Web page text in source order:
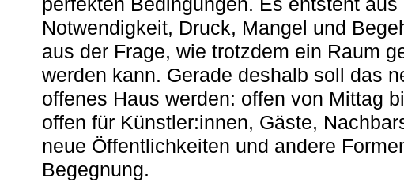
Notwendigkeit, Druck, Mangel und
aus der Frage, wie trotzdem ein Raum
werden kann. Gerade deshalb soll das
offenes Haus werden: offen von Mittag
offen für Künstler:innen, Gäste,
neue Öffentlichkeiten und andere
Begegnung.